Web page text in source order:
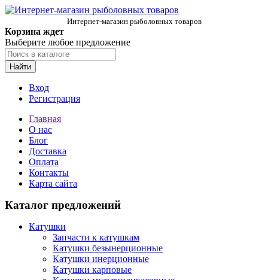
Интернет-магазин рыболовных товаров
Корзина ждет
Выберите любое предложение
Найти
Вход
Регистрация
Главная
О нас
Блог
Доставка
Оплата
Контакты
Карта сайта
Каталог предложений
Катушки
Запчасти к катушкам
Катушки безынерционные
Катушки инерционные
Катушки карповые